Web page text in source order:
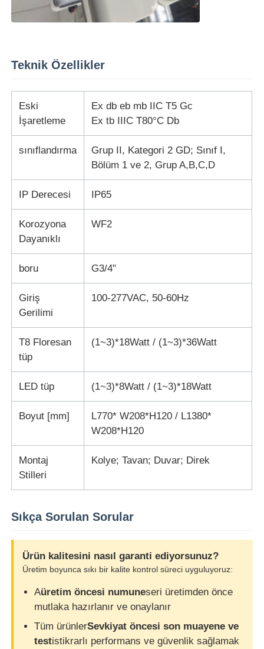
Teknik Özellikler
Eski
İşaretleme
Ex db eb mb IIC T5 Gc
Ex tb IIIC T80°C Db
sınıflandırma
Grup II, Kategori 2 GD; Sınıf I,
Bölüm 1 ve 2, Grup A,B,C,D
IP Derecesi IP65
Korozyona
Dayanıklı
WF2
boru G3/4"
Giriş
Gerilimi
100-277VAC, 50-60Hz
T8 Floresan
tüp
(1~3)*18Watt / (1~3)*36Watt
LED tüp (1~3)*8Watt / (1~3)*18Watt
Boyut [mm]
L770* W208*H120 / L1380*
W208*H120
Montaj
Stilleri
Kolye; Tavan; Duvar; Direk
Sıkça Sorulan Sorular
Ürün kalitesini nasıl garanti ediyorsunuz?
Üretim boyunca sıkı bir kalite kontrol süreci uyguluyoruz:
Aüretim öncesi numuneseri üretimden önce
mutlaka hazırlanır ve onaylanır
Tüm ürünlerSevkiyat öncesi son muayene ve
testistikrarlı performans ve güvenlik sağlamak